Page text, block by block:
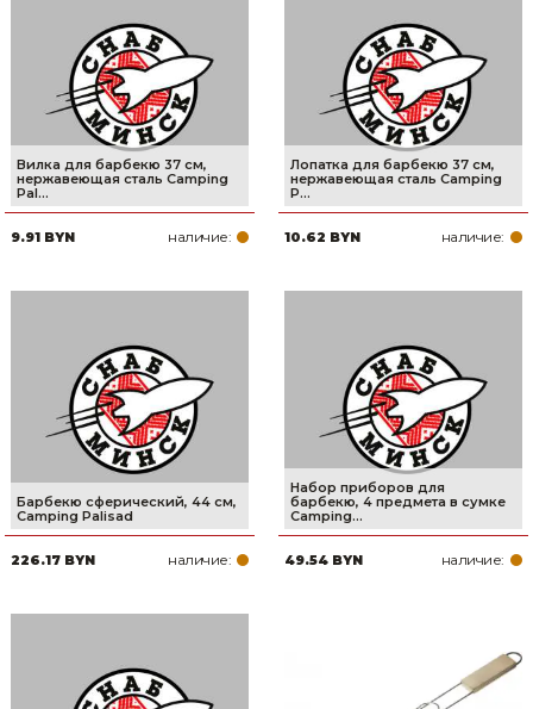
Вилка для барбекю 37 см,
нержавеющая сталь Camping
Pal...
9.91 BYN наличие:
Лопатка для барбекю 37 см,
нержавеющая сталь Camping
P...
10.62 BYN наличие:
Барбекю сферический, 44 см,
Camping Palisad
226.17 BYN наличие:
Набор приборов для
барбекю, 4 предмета в сумке
Camping...
49.54 BYN наличие: